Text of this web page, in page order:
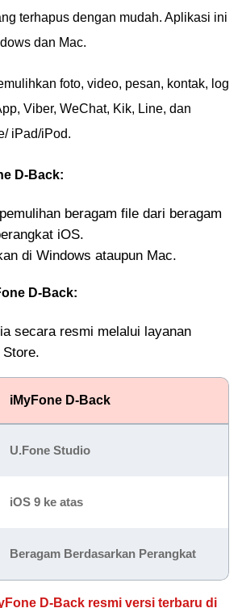
terhapus dengan mudah. Aplikasi ini
dan Mac.
foto, video, pesan, kontak, log
Viber, WeChat, Kik, Line, dan
iPad/iPod.
D-Back:
beragam file dari beragam
iOS.
di Windows ataupun Mac.
D-Back:
secara resmi melalui layanan
iMyFone D-Back
U.Fone Studio
iOS 9 ke atas
Beragam Berdasarkan Perangkat
D-Back resmi versi terbaru di